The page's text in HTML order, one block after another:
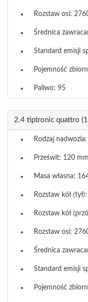
Rozstaw osi:
Średnica
Standard emisji
Pojemność
Paliwo: 95
2.4 tiptronic quattro
Rodzaj
Prześwit: 120 mm
Masa własna:
Rozstaw kół
Rozstaw kół
Rozstaw osi:
Średnica
Standard emisji
Pojemność